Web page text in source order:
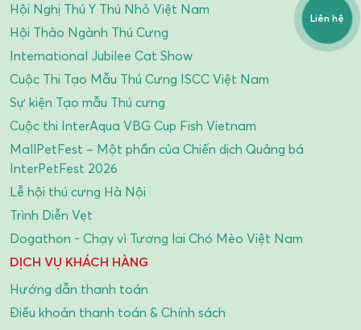
Hội Nghị Thú Y Thú Nhỏ Việt Nam
Hội Thảo Ngành Thú Cưng
International Jubilee Cat Show
Cuộc Thi Tạo Mẫu Thú Cưng ISCC Việt Nam
Sự kiện Tạo mẫu Thú cưng
Cuộc thi InterAqua VBG Cup Fish Vietnam
MallPetFest – Một phần của Chiến dịch Quảng bá
InterPetFest 2026
Lễ hội thú cưng Hà Nội
Trình Diễn Vẹt
Dogathon - Chạy vì Tương lai Chó Mèo Việt Nam
DỊCH VỤ KHÁCH HÀNG
Hướng dẫn thanh toán
Điều khoản thanh toán & Chính sách
Liên hệ